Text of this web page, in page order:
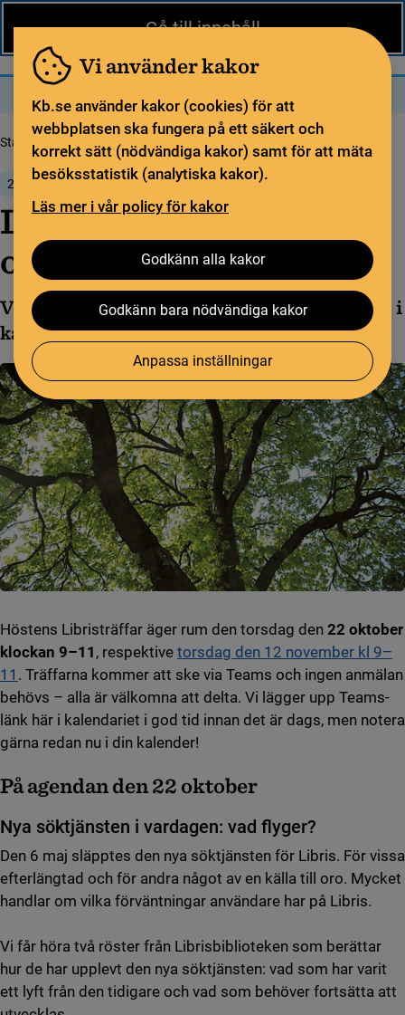
Gå till innehåll
Vi använder kakor
Kb.se använder kakor (cookies) för att
webbplatsen ska fungera på ett säkert och
korrekt sätt (nödvändiga kakor) samt för att mäta
besöksstatistik (analytiska kakor).
Läs mer i vår policy för kakor
Godkänn alla kakor
Godkänn bara nödvändiga kakor
Anpassa inställningar
Startsida Kalendarium För bibliotekssektorn Libristräff den 22 oktober
22 oktober 2026
Libristräff den 22
oktober
Välkommen på Libristräffar i höst. Lägg upp i
kalendern redan nu!
Höstens Libristräffar äger rum den torsdag den 22 oktober
klockan 9–11 , respektive torsdag den 12 november kl 9–
11 . Träffarna kommer att ske via Teams och ingen anmälan
behövs – alla är välkomna att delta. Vi lägger upp Teams-
länk här i kalendariet i god tid innan det är dags, men notera
gärna redan nu i din kalender!
På agendan den 22 oktober
Nya söktjänsten i vardagen: vad flyger?
Den 6 maj släpptes den nya söktjänsten för Libris. För vissa
efterlängtad och för andra något av en källa till oro. Mycket
handlar om vilka förväntningar användare har på Libris.
Vi får höra två röster från Librisbiblioteken som berättar
hur de har upplevt den nya söktjänsten: vad som har varit
ett lyft från den tidigare och vad som behöver fortsätta att